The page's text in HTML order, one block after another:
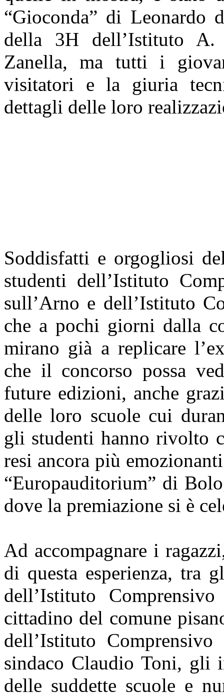
“Gioconda” di Leonardo
della 3H dell’Istituto
Zanella, ma tutti i
visitatori e la giuria
dettagli delle loro
Soddisfatti e orgogliosi
studenti dell’Istituto
sull’Arno e dell’Istituto
che a pochi giorni dalla
mirano già a replicare
che il concorso possa
future edizioni, anche
delle loro scuole cui
gli studenti hanno rivolto
resi ancora più
“Europauditorium” di
dove la premiazione si è
Ad accompagnare i
di questa esperienza, tra
dell’Istituto
cittadino del comune
dell’Istituto
sindaco Claudio Toni, gli
delle suddette scuole e